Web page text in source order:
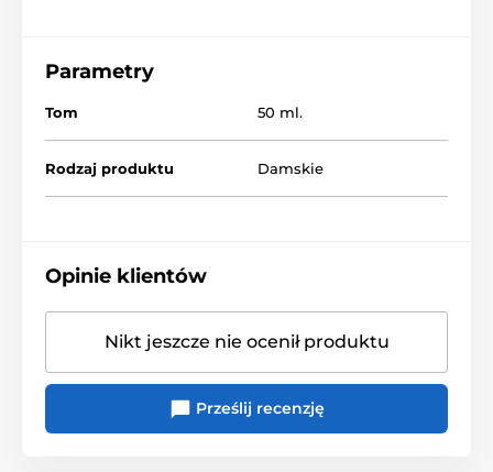
Parametry
Tom 50 ml.
Rodzaj produktu Damskie
Opinie klientów
Nikt jeszcze nie ocenił produktu
Prześlij recenzję